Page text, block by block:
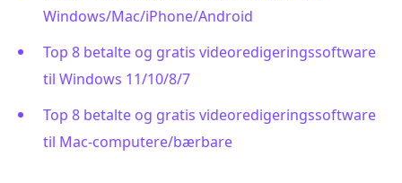
Windows/Mac/iPhone/Android
Top 8 betalte og gratis videoredigeringssoftware
til Windows 11/10/8/7
Top 8 betalte og gratis videoredigeringssoftware
til Mac-computere/bærbare